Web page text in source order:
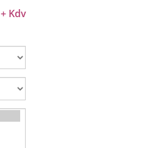
+ Kdv